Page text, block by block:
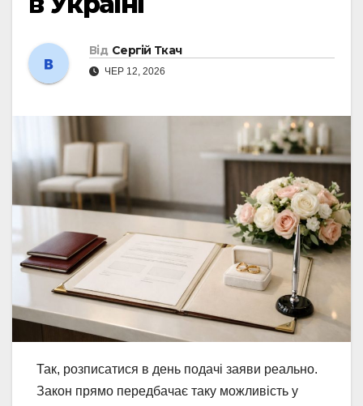
Від Сергій Ткач
ЧЕР 12, 2026
Так, розписатися в день подачі заяви реально.
Закон прямо передбачає таку можливість у